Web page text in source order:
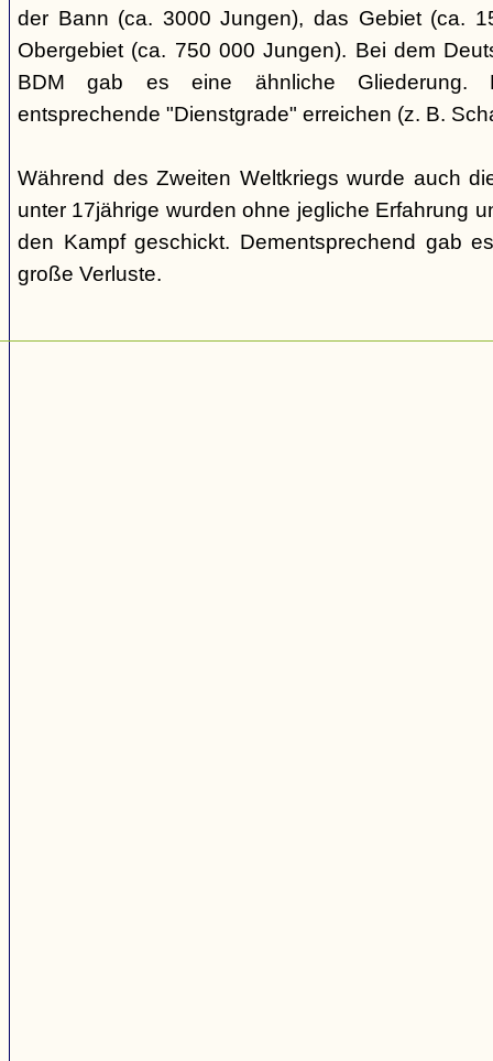
der Bann (ca. 3000 Jungen), das Gebiet (ca.
Obergebiet (ca. 750 000 Jungen). Bei dem
BDM gab es eine ähnliche Gliederung.
entsprechende "Dienstgrade" erreichen (z. B.
Während des Zweiten Weltkriegs wurde auch
unter 17jährige wurden ohne jegliche Erfahrung
den Kampf geschickt. Dementsprechend gab
große Verluste.